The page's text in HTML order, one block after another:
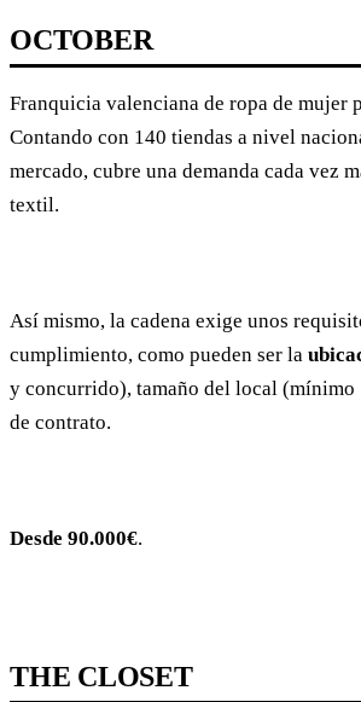
OCTOBER
Franquicia valenciana de ropa de mujer
Contando con 140 tiendas a nivel
mercado, cubre una demanda cada vez
textil.
Así mismo, la cadena exige unos
cumplimiento, como pueden ser la
y concurrido), tamaño del local (mínimo
de contrato.
Desde 90.000€.
THE CLOSET